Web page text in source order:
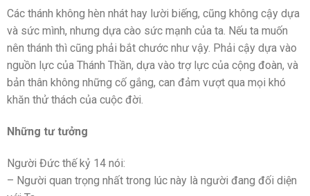
Các thánh không hèn nhát hay lười biếng, cũng không cậy dựa
và sức mình, nhưng dựa cào sức mạnh của ta. Nếu ta muốn
nên thánh thì cũng phải bắt chước như vậy. Phải cậy dựa vào
nguồn lực của Thánh Thần, dựa vào trợ lực của cộng đoàn, và
bản thân không những cố gắng, can đảm vượt qua mọi khó
khăn thử thách của cuộc đời.
Những tư tưởng
Người Đức thế kỷ 14 nói:
– Người quan trọng nhất trong lúc này là người đang đối diện